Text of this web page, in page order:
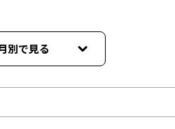
別で見る